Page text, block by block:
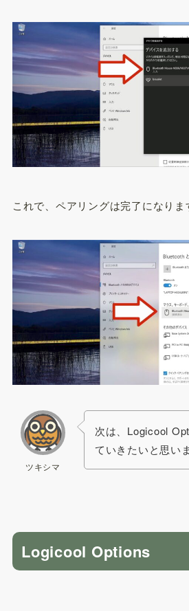
これで、ペアリングは完了になりま
ツキシマ
次は、Logicool
ていきたいと思い
Logicool Options